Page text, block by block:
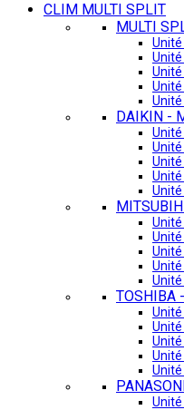
CLIM MULTI SPLIT
MULTI
DAIKIN -
TOSHIBA